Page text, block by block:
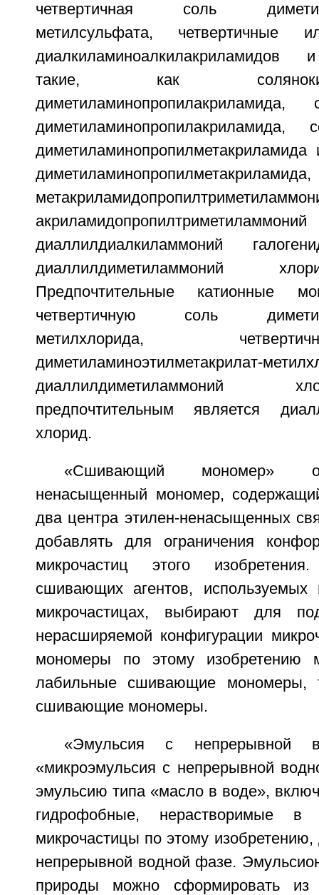
четвертичная соль
метилсульфата,
диалкиламиноалкилакриламидов
такие, как
диметиламинопропилакриламида,
диметиламинопропилметакриламида
диметиламинопропилметакриламида,
диаллилдиалкиламмоний
диаллилдиметиламмоний
Предпочтительные катионные
четвертичную соль
метилхлорида,
диаллилдиметиламмоний
предпочтительным является
хлорид.
«Сшивающий мономер»
ненасыщенный мономер,
два центра этилен-ненасыщенных
добавлять для ограничения
микрочастиц этого
сшивающих агентов,
микрочастицах, выбирают для
нерасширяемой конфигурации
мономеры по этому изобретению
лабильные сшивающие мономеры,
сшивающие мономеры.
«Эмульсия с непрерывной
«микроэмульсия с непрерывной
эмульсию типа «масло в воде»,
гидрофобные, нерастворимые в
микрочастицы по этому
непрерывной водной фазе.
природы можно сформировать из